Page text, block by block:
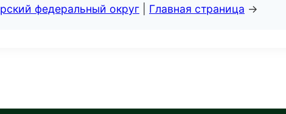
федеральный округ Главная страница →